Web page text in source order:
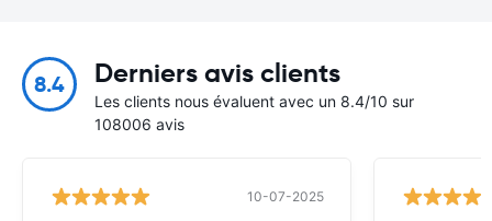
8.4 Derniers avis clients
Les clients nous évaluent avec un 8.4/10 sur
108006 avis
10-07-2025